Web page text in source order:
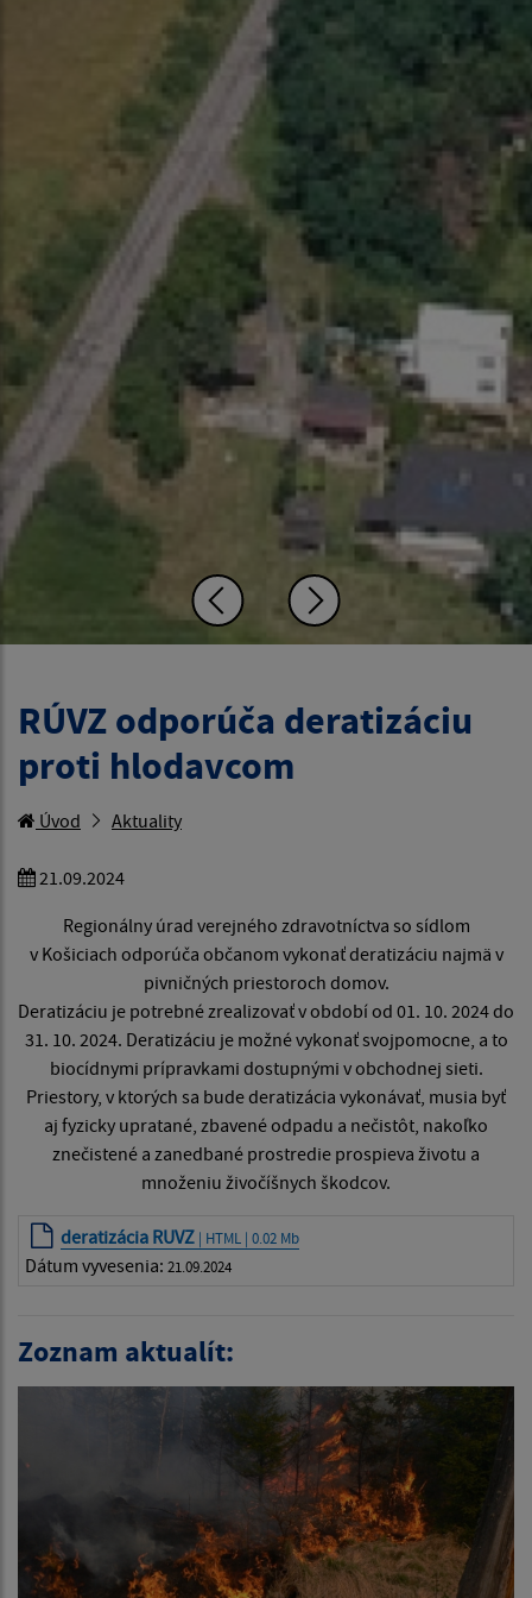
RÚVZ odporúča deratizáciu
proti hlodavcom
Úvod Aktuality
21.09.2024
Regionálny úrad verejného zdravotníctva so sídlom
v Košiciach odporúča občanom vykonať deratizáciu najmä v
pivničných priestoroch domov.
Deratizáciu je potrebné zrealizovať v období od 01. 10. 2024 do
31. 10. 2024. Deratizáciu je možné vykonať svojpomocne, a to
biocídnymi prípravkami dostupnými v obchodnej sieti.
Priestory, v ktorých sa bude deratizácia vykonávať, musia byť
aj fyzicky upratané, zbavené odpadu a nečistôt, nakoľko
znečistené a zanedbané prostredie prospieva životu a
množeniu živočíšnych škodcov.
deratizácia RUVZ | HTML | 0.02 Mb
Dátum vyvesenia: 21.09.2024
Zoznam aktualít: